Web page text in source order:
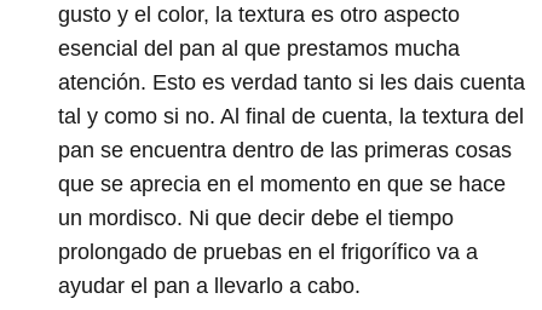
gusto y el color, la textura es otro aspecto
esencial del pan al que prestamos mucha
atención. Esto es verdad tanto si les dais cuenta
tal y como si no. Al final de cuenta, la textura del
pan se encuentra dentro de las primeras cosas
que se aprecia en el momento en que se hace
un mordisco. Ni que decir debe el tiempo
prolongado de pruebas en el frigorífico va a
ayudar el pan a llevarlo a cabo.